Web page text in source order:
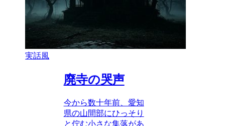
実話風
廃寺の哭声
今から数十年前、愛知
県の山間部にひっそり
と佇む小さな集落があ